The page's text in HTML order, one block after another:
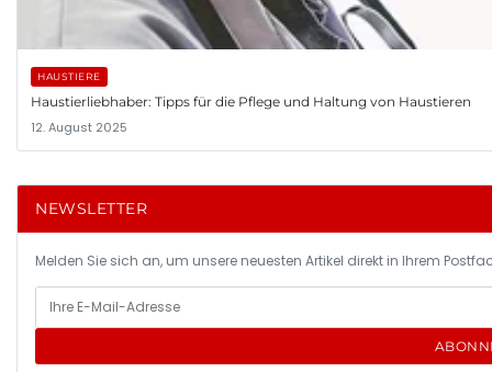
HAUSTIERE
Haustierliebhaber: Tipps für die Pflege und Haltung von Haustieren
12. August 2025
NEWSLETTER
Melden Sie sich an, um unsere neuesten Artikel direkt in Ihrem